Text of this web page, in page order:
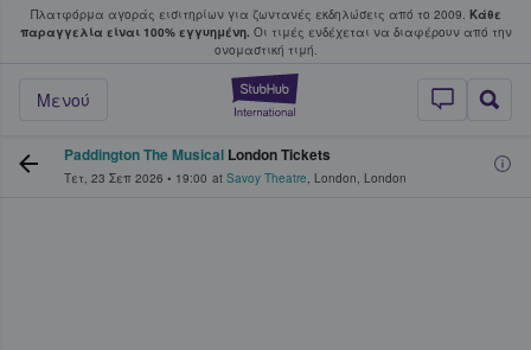
Πλατφόρμα αγοράς εισιτηρίων για ζωντανές εκδηλώσεις από το 2009. Κάθε
παραγγελία είναι 100% εγγυημένη. Οι τιμές ενδέχεται να διαφέρουν από την
oνομαστική τιμή.
StubHub - Όπου
Μενού
φαν αγοράζουν και πουλούν
Paddington The Musical London Tickets
Τετ, 23 Σεπ 2026 • 19:00 at Savoy Theatre, London, London